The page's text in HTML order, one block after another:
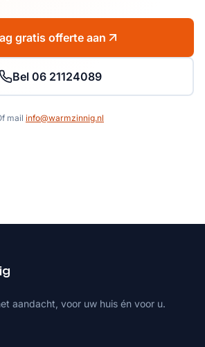
gratis offerte aan
Bel 06 21124089
mail info@warmzinnig.nl
aandacht, voor uw huis én voor u.